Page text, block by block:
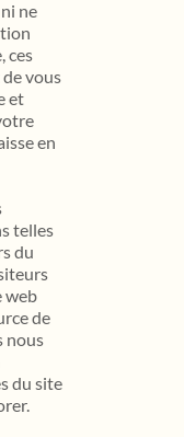
ne
ces
vous
et
en
telles
du
web
de
nous
du site